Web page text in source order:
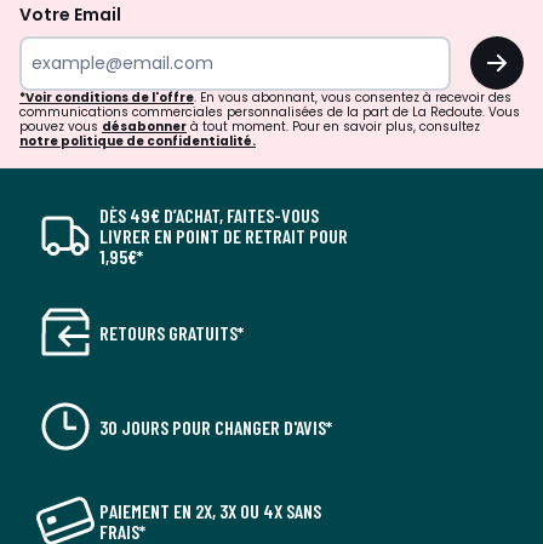
Votre Email
OK
*Voir conditions de l'offre. En vous abonnant, vous consentez à recevoir des
communications commerciales personnalisées de la part de La Redoute. Vous
pouvez vous désabonner à tout moment. Pour en savoir plus, consultez
notre politique de confidentialité.
DÈS 49€ D’ACHAT, FAITES-VOUS
LIVRER EN POINT DE RETRAIT POUR
1,95€*
RETOURS GRATUITS*
30 JOURS POUR CHANGER D'AVIS*
PAIEMENT EN 2X, 3X OU 4X SANS
FRAIS*